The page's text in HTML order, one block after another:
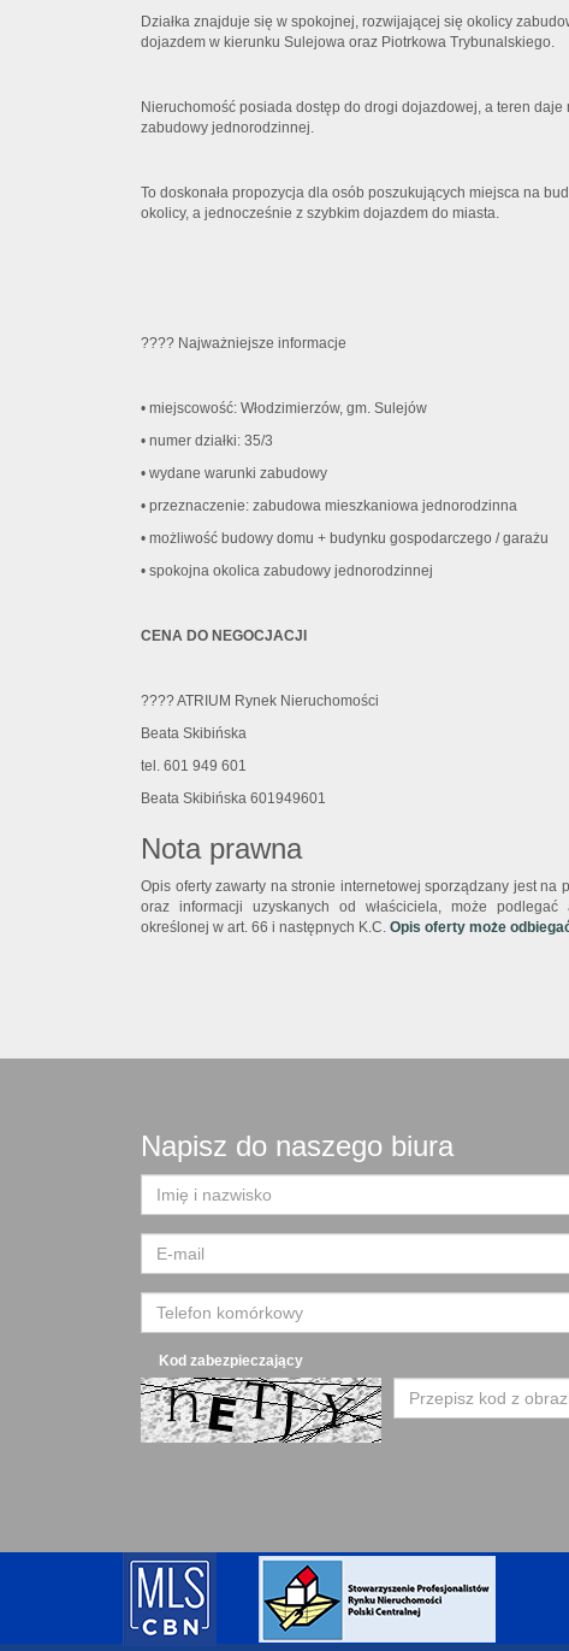
Działka znajduje się w spokojnej, rozwijającej się okolicy
dojazdem w kierunku Sulejowa oraz Piotrkowa Trybunalskiego.
Nieruchomość posiada dostęp do drogi dojazdowej, a teren
zabudowy jednorodzinnej.
To doskonała propozycja dla osób poszukujących miejsca na
okolicy, a jednocześnie z szybkim dojazdem do miasta.
???? Najważniejsze informacje
• miejscowość: Włodzimierzów, gm. Sulejów
• numer działki: 35/3
• wydane warunki zabudowy
• przeznaczenie: zabudowa mieszkaniowa jednorodzinna
• możliwość budowy domu + budynku gospodarczego / garażu
• spokojna okolica zabudowy jednorodzinnej
CENA DO NEGOCJACJI
???? ATRIUM Rynek Nieruchomości
Beata Skibińska
tel. 601 949 601
Beata Skibińska 601949601
Nota prawna
Opis oferty zawarty na stronie internetowej sporządzany jest na
oraz informacji uzyskanych od właściciela, może
określonej w art. 66 i następnych K.C. Opis oferty może
Napisz do naszego biura
Kod zabezpieczający